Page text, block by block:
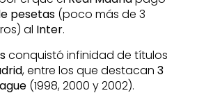
pesetas (poco más de 3
al Inter.
conquistó infinidad de títulos
, entre los que destacan 3
(1998, 2000 y 2002).